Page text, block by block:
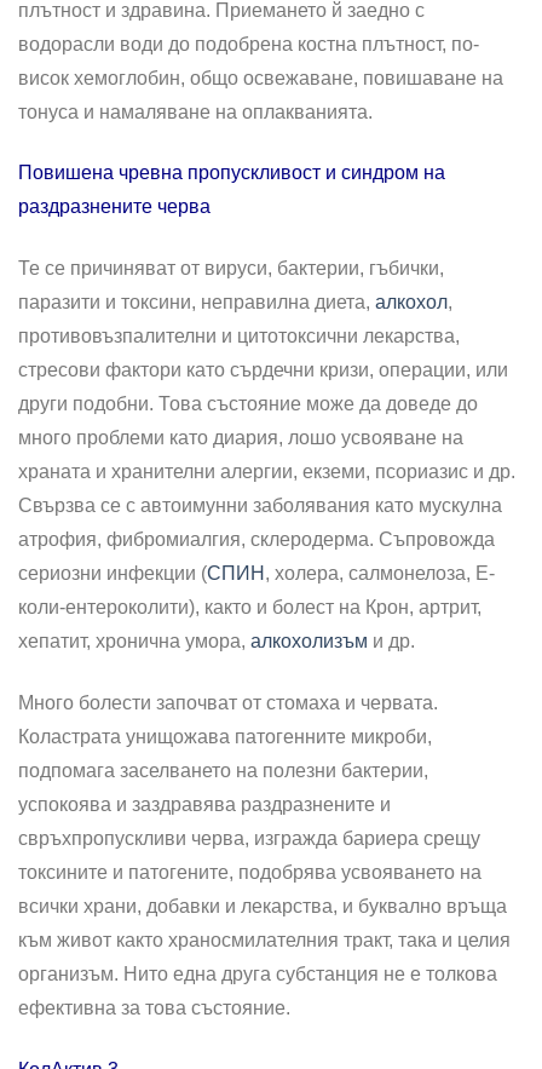
плътност и здравина. Приемането й заедно с
водорасли води до подобрена костна плътност, по-
висок хемоглобин, общо освежаване, повишаване на
тонуса и намаляване на оплакванията.
Повишена чревна пропускливост и синдром на
раздразнените черва
Те се причиняват от вируси, бактерии, гъбички,
паразити и токсини, неправилна диета, алкохол,
противовъзпалителни и цитотоксични лекарства,
стресови фактори като сърдечни кризи, операции, или
други подобни. Това състояние може да доведе до
много проблеми като диария, лошо усвояване на
храната и хранителни алергии, екземи, псориазис и др.
Свързва се с автоимунни заболявания като мускулна
атрофия, фибромиалгия, склеродерма. Съпровожда
сериозни инфекции (СПИН , холера, салмонелоза, E-
коли-ентероколити), както и болест на Крон, артрит,
хепатит, хронична умора, алкохолизъм и др.
Много болести започват от стомаха и червата.
Коластрата унищожава патогенните микроби,
подпомага заселването на полезни бактерии,
успокоява и заздравява раздразнените и
свръхпропускливи черва, изгражда бариера срещу
токсините и патогените, подобрява усвояването на
всички храни, добавки и лекарства, и буквално връща
към живот както храносмилателния тракт, така и целия
организъм. Нито една друга субстанция не е толкова
ефективна за това състояние.